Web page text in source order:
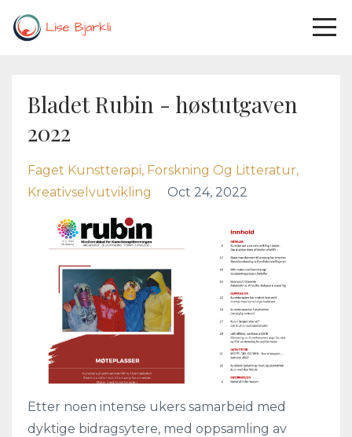
Bladet Rubin - høstutgaven
2022
Faget Kunstterapi Forskning Og Litteratur
Kreativselvutvikling
Oct 24, 2022
Etter noen intense ukers samarbeid med
dyktige bidragsytere, med oppsamling av